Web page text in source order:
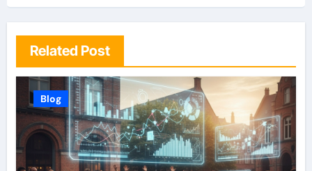
Related Post
Blog